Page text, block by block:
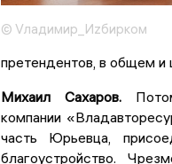
© Vладимир_Иzбирком
претендентов, в общем и
Михаил Сахаров.
компании
часть Юрьевца,
благоустройство.